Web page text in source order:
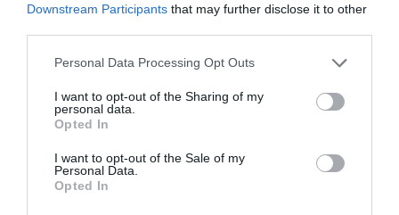
Downstream Participants that may further disclose it to other
Please note that this website/app uses one or more Google
not limited to your visit or usage behaviour. You may click to
grant or deny consent to Google and its third-party tags to
use your data for below specified purposes in below Google
consent section.
Personal Data Processing Opt Outs
I want to opt-out of the Sharing of my
personal data.
Opted In
I want to opt-out of the Sale of my
Personal Data.
Opted In